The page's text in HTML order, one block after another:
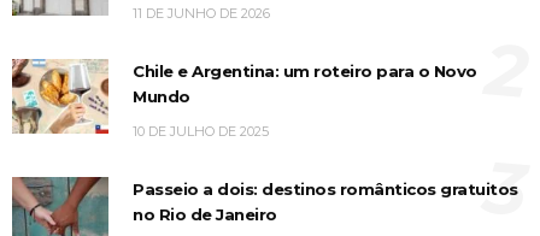
11 DE JUNHO DE 2026
Chile e Argentina: um roteiro para o Novo
Mundo
10 DE JULHO DE 2025
Passeio a dois: destinos românticos gratuitos
no Rio de Janeiro
3